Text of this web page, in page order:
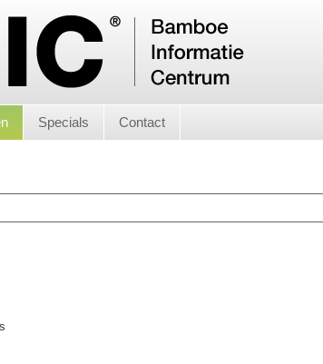
Specials Contact